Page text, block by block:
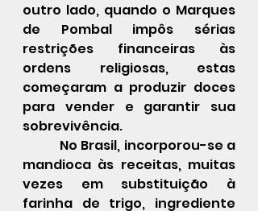
outro lado, quando o Marques
de Pombal impôs sérias
restrições financeiras às
ordens religiosas, estas
começaram a produzir doces
para vender e garantir sua
sobrevivência.
mandioca às receitas, muitas
vezes em substituição à
farinha de trigo, ingrediente